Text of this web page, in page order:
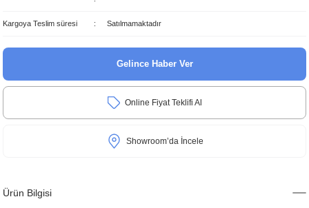
Kargoya Teslim süresi Satılmamaktadır
Gelince Haber Ver
Online Fiyat Teklifi Al
Showroom’da İncele
Ürün Bilgisi